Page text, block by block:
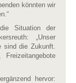
könnten wir
Situation der
„Unser
sind die Zukunft.
Freizeitangebote
hervor: